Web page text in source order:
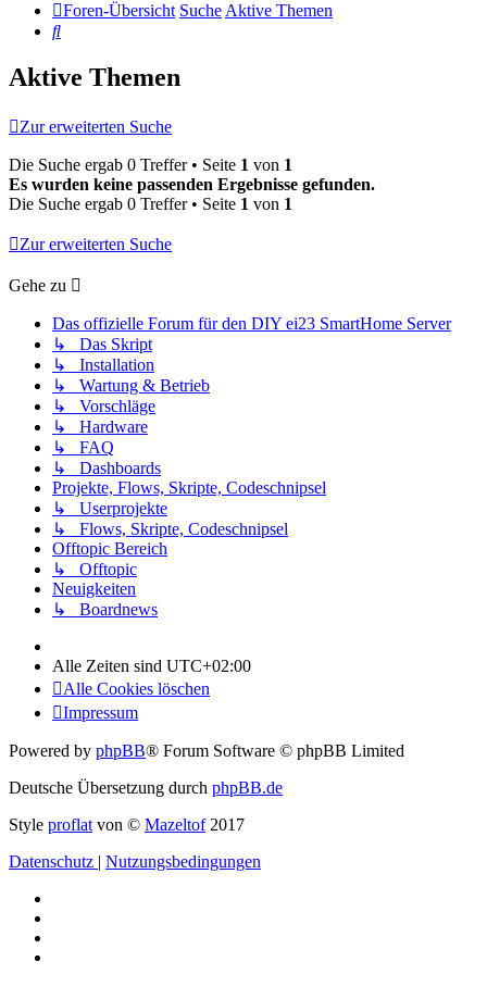
Foren-Übersicht SucheAktive Themen
Suche
Aktive Themen
Zur erweiterten Suche
Die Suche ergab 0 Treffer • Seite 1 von 1
Es wurden keine passenden Ergebnisse gefunden.
Die Suche ergab 0 Treffer • Seite 1 von 1
Zur erweiterten Suche
Gehe zu
Das offizielle Forum für den DIY ei23 SmartHome Server
↳ Das Skript
↳ Installation
↳ Wartung & Betrieb
↳ Vorschläge
↳ Hardware
↳ FAQ
↳ Dashboards
Projekte, Flows, Skripte, Codeschnipsel
↳ Userprojekte
↳ Flows, Skripte, Codeschnipsel
Offtopic Bereich
↳ Offtopic
Neuigkeiten
↳ Boardnews
Alle Zeiten sind UTC+02:00
Alle Cookies löschen
Impressum
Powered by phpBB® Forum Software © phpBB Limited
Deutsche Übersetzung durch phpBB.de
Style proflat von © Mazeltof2017
Datenschutz | Nutzungsbedingungen